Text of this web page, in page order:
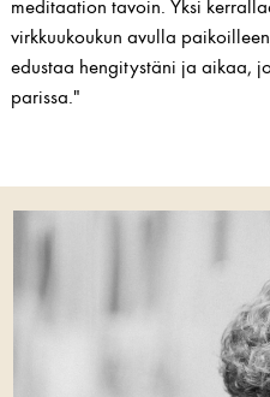
meditaation tavoin. Yksi
virkkuukoukun avulla
edustaa hengitystäni ja aikaa,
parissa."